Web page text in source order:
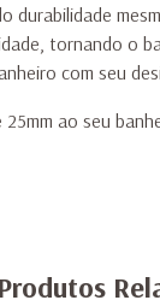
durabilidade
tornando o
com seu
ao seu
Produtos